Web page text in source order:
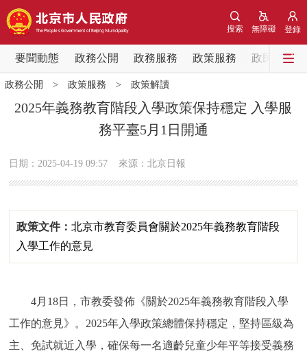
登錄
無障礙
搜索
要聞動態 政務公開 政務服務 政策服務 政民互動
要聞動態
黨中央精神 國務院資訊
會議資訊
市領導
決策公開 專題公開
政務公開 > 政策服務 > 政策解讀
2025年義務教育階段入學政策保持穩定 入學服
務平臺5月1日開通
日期：2025-04-19 09:57 來源：北京日報
政策文件：北京市教育委員會關於2025年義務教育階段
入學工作的意見
4月18日，市教委發佈《關於2025年義務教育階段入學
工作的意見》。2025年入學政策總體保持穩定，堅持區級為
主、免試就近入學，確保每一名適齡兒童少年平等接受義務